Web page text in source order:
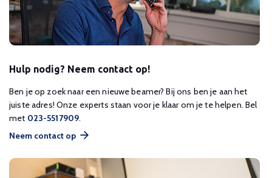
Hulp nodig? Neem contact op!
Ben je op zoek naar een nieuwe beamer? Bij ons ben je aan het
juiste adres! Onze experts staan voor je klaar om je te helpen. Bel
met 023-5517909.
Neem contact op